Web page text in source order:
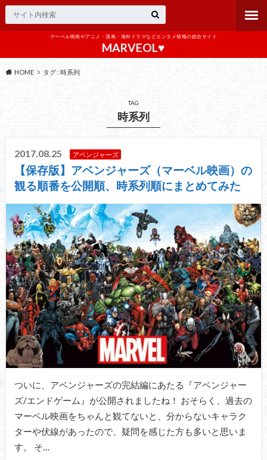
マーベル映画やアニメ・漫画・海外ドラマなどエンタメ情報の総合サイト
MARVEOL♥️
HOME タグ : 時系列
TAG
時系列
2017.08.25 アベンジャーズ
【保存版】アベンジャーズ（マーベル映画）の
観る順番を公開順、時系列順にまとめてみた
ついに、アベンジャーズの完結編にあたる『アベンジャー
ズ/エンドゲーム』が公開されましたね！ おそらく、過去の
マーベル映画をちゃんと観てないと、分からないキャラク
ターや伏線があったので、疑問を感じた方も多いと思いま
す。 そ…